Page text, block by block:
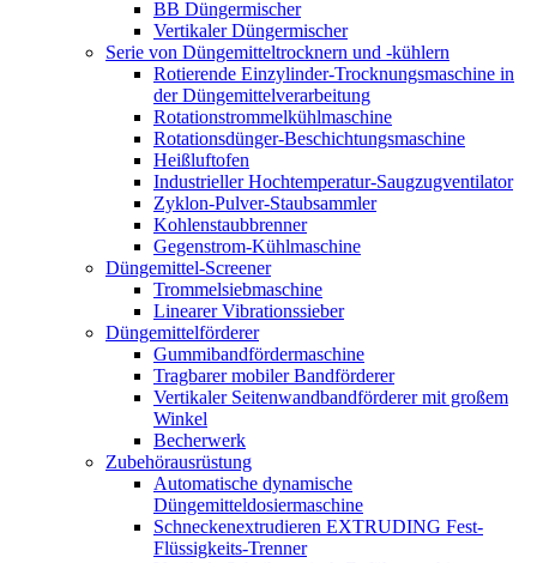
BB Düngermischer
Vertikaler Düngermischer
Serie von Düngemitteltrocknern und -kühlern
Rotierende Einzylinder-Trocknungsmaschine in
der Düngemittelverarbeitung
Rotationstrommelkühlmaschine
Rotationsdünger-Beschichtungsmaschine
Heißluftofen
Industrieller Hochtemperatur-Saugzugventilator
Zyklon-Pulver-Staubsammler
Kohlenstaubbrenner
Gegenstrom-Kühlmaschine
Düngemittel-Screener
Trommelsiebmaschine
Linearer Vibrationssieber
Düngemittelförderer
Gummibandfördermaschine
Tragbarer mobiler Bandförderer
Vertikaler Seitenwandbandförderer mit großem
Winkel
Becherwerk
Zubehörausrüstung
Automatische dynamische
Düngemitteldosiermaschine
Schneckenextrudieren EXTRUDING Fest-
Flüssigkeits-Trenner